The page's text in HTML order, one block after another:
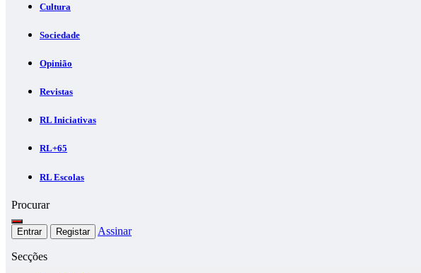
Cultura
Sociedade
Opinião
Revistas
RL Iniciativas
RL+65
RL Escolas
Procurar
Entrar Registar Assinar
Secções